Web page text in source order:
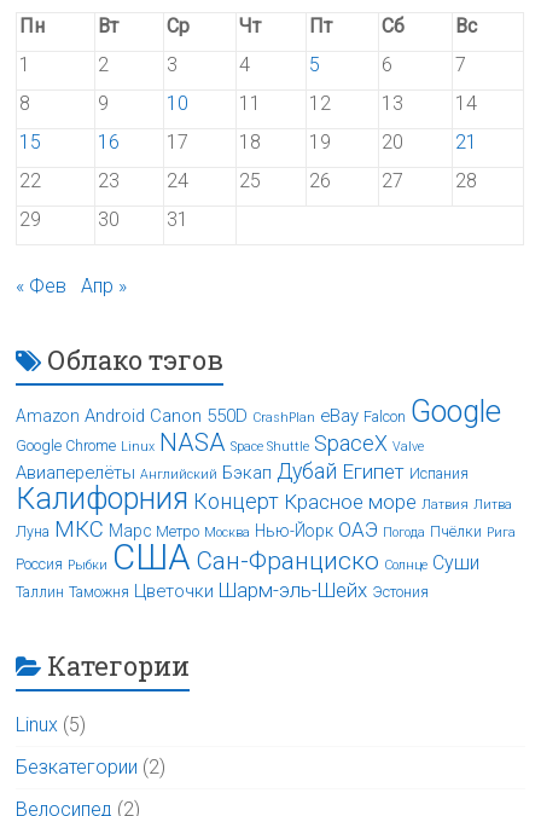
Пн
Вт Ср Чт Пт Сб
Вс
1
2 3 4 5 6
7
8
9 10 11 12 13
14
15
16 17 18 19 20
21
22
23 24 25 26 27
28
29
30 31
« Фев Апр »
Облако тэгов
Amazon Android Canon 550D CrashPlan eBay Falcon Google
Google Chrome Linux NASA Space Shuttle SpaceX Valve
Авиаперелёты Английский Бэкап Дубай Египет Испания
Калифорния Концерт Красное море Латвия Литва
Луна МКС Марс Метро Москва Нью-Йорк ОАЭ Погода Пчёлки Рига
Россия Рыбки США Сан-Франциско Солнце Суши
Таллин Таможня Цветочки Шарм-эль-Шейх Эстония
Категории
Linux (5)
Безкатегории (2)
Велосипед (2)